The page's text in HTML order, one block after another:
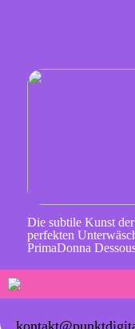
Die subtile Kunst der
perfekten
PrimaDonna